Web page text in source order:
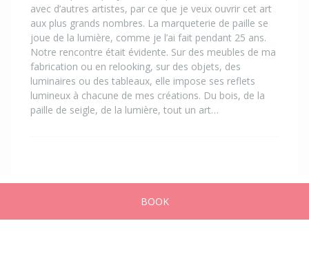
avec d’autres artistes, par ce que je veux ouvrir cet art
aux plus grands nombres. La marqueterie de paille se
joue de la lumière, comme je l’ai fait pendant 25 ans.
Notre rencontre était évidente. Sur des meubles de ma
fabrication ou en relooking, sur des objets, des
luminaires ou des tableaux, elle impose ses reflets
lumineux à chacune de mes créations. Du bois, de la
paille de seigle, de la lumière, tout un art…
BOOK
Messages